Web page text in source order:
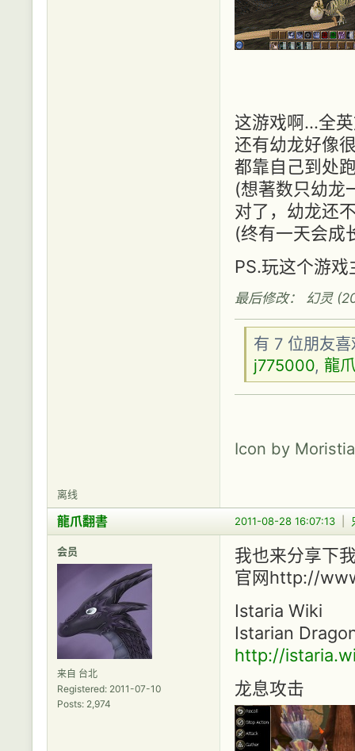
这游戏啊...全
还有幼龙好像
都靠自己到处
(想著数只幼龙
对了，幼龙还
(终有一天会成
PS.玩这个游
最后修改： 幻灵
有 7 位朋友
j775000, 龍
Icon by
离线
2011-08-28 16:07:13
龍爪翻書
会员
来自 台北
Registered: 2011-07-10
Posts: 2,974
我也来分享下
官网http://
Istaria Wiki
Istarian
http://
龙息攻击